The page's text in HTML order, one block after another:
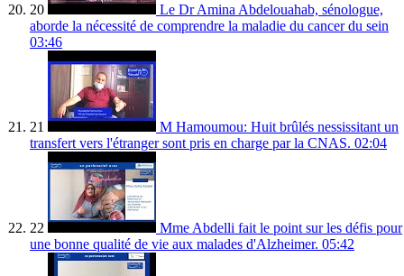
20
Le Dr Amina Abdelouahab, sénologue,
aborde la nécessité de comprendre la maladie du cancer du sein
03:46
21
M Hamoumou: Huit brûlés nessissitant un
transfert vers l'étranger sont pris en charge par la CNAS. 02:04
22
Mme Abdelli fait le point sur les défis pour
une bonne qualité de vie aux malades d'Alzheimer. 05:42